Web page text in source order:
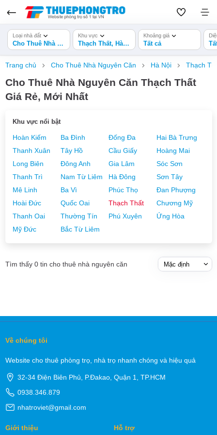
Loại nhà đất
Cho Thuê Nhà Nguyên Căn
Khu vực
Thạch Thất, Hà Nội
Khoảng giá
Tất cả
Trang chủ Cho Thuê Nhà Nguyên Căn Hà Nội Thạch
Cho Thuê Nhà Nguyên Căn Thạch Thất
Giá Rẻ, Mới Nhất
Khu vực nổi bật
Hoàn Kiếm Ba Đình Đống Đa
Hai Bà Trưng
Thanh Xuân
Tây Hồ Cầu Giấy
Hoàng Mai
Long Biên
Đông Anh Gia Lâm
Sóc Sơn
Thanh Trì
Nam Từ Liêm Hà Đông
Sơn Tây
Mê Linh
Ba Vì Phúc Thọ
Đan Phượng
Hoài Đức
Quốc Oai Thạch Thất
Chương Mỹ
Thanh Oai
Thường Tín Phú Xuyên
Ứng Hòa
Mỹ Đức
Bắc Từ Liêm
Tìm thấy 0 tin cho thuê nhà nguyên căn
Về chúng tôi
Website cho thuê phòng trọ, nhà trọ nhanh chóng và hiệu quả
32-34 Điện Biên Phủ, P.Đakao, Quận 1, TP.HCM
0938.346.879
nhatroviet@gmail.com
Giới thiệu Hỗ trợ